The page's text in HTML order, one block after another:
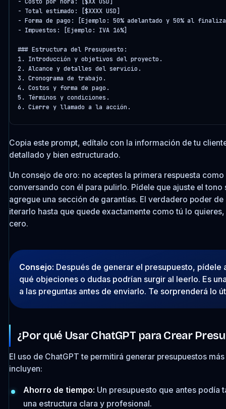
- Total estimado: [$XXXX USD]
- Forma de pago: [Ejemplo: 50% adelantado y 50% al
- Impuestos: [Ejemplo: IVA 16%]
### Estructura del Presupuesto:
1. Introducción y objetivos del proyecto.
2. Alcance y detalles del servicio.
3. Cronograma de trabajo.
4. Costos y forma de pago.
5. Términos y condiciones.
6. Cierre y llamado a la acción.
Copia este prompt, edítalo con la información de tu
detallado y bien estructurado.
Un consejo de oro: no aceptes la primera respuesta
conversando con él para pulirlo. Pídele que ajuste el
agregue una sección de garantías. El verdadero poder
iterarlo hasta que quede exactamente como tú lo
cero.
Consejo: Después de generar el presupuesto, pídele
qué objeciones o dudas podrían surgir al leerlo. Es
a las preguntas antes de enviarlo. Te sorprenderá lo
¿Por qué Usar ChatGPT para Crear
El uso de ChatGPT te permitirá generar presupuestos
incluyen:
Ahorro de tiempo: Un presupuesto que antes podía
una estructura clara y profesional.